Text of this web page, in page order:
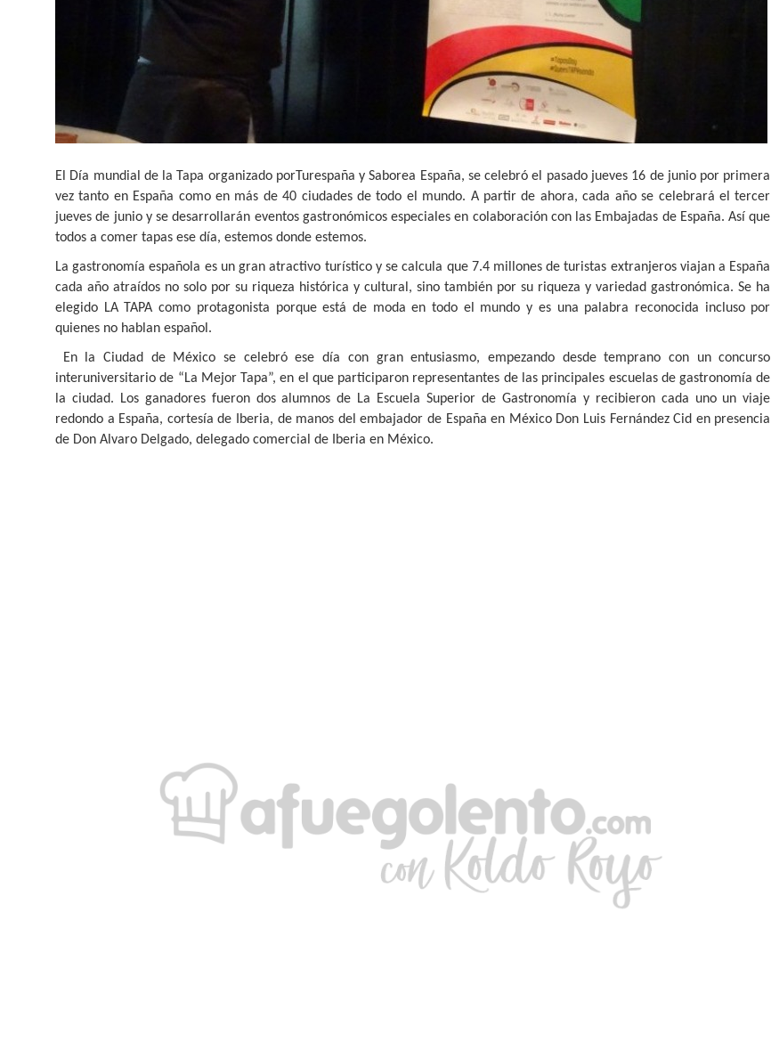
El Día mundial de la Tapa organizado porTurespaña y Saborea España, se celebró el pasado jueves 16 de junio por primera
vez tanto en España como en más de 40 ciudades de todo el mundo. A partir de ahora, cada año se celebrará el tercer
jueves de junio y se desarrollarán eventos gastronómicos especiales en colaboración con las Embajadas de España. Así que
todos a comer tapas ese día, estemos donde estemos.
La gastronomía española es un gran atractivo turístico y se calcula que 7.4 millones de turistas extranjeros viajan a España
cada año atraídos no solo por su riqueza histórica y cultural, sino también por su riqueza y variedad gastronómica. Se ha
elegido LA TAPA como protagonista porque está de moda en todo el mundo y es una palabra reconocida incluso por
quienes no hablan español.
En la Ciudad de México se celebró ese día con gran entusiasmo, empezando desde temprano con un concurso
interuniversitario de “La Mejor Tapa”, en el que participaron representantes de las principales escuelas de gastronomía de
la ciudad. Los ganadores fueron dos alumnos de La Escuela Superior de Gastronomía y recibieron cada uno un viaje
redondo a España, cortesía de Iberia, de manos del embajador de España en México Don Luis Fernández Cid en presencia
de Don Alvaro Delgado, delegado comercial de Iberia en México.